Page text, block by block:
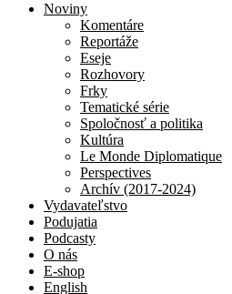
Noviny
Komentáre
Reportáže
Eseje
Rozhovory
Frky
Tematické série
Spoločnosť a politika
Kultúra
Le Monde Diplomatique
Perspectives
Archív (2017-2024)
Vydavateľstvo
Podujatia
Podcasty
O nás
E-shop
English